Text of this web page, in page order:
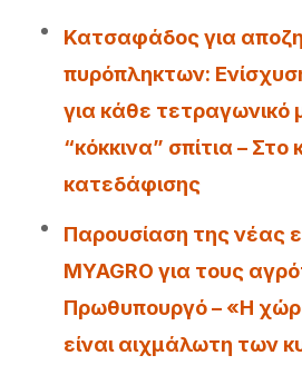
Κατσαφάδος για
πυρόπληκτων:
για κάθε τετραγωνικό
“κόκκινα” σπίτια –
κατεδάφισης
Παρουσίαση της νέας
MYAGRO για τους
Πρωθυπουργό – «Η
είναι αιχμάλωτη των